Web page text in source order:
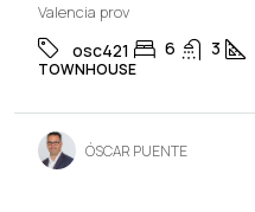
Valencia prov
osc421 6 3
TOWNHOUSE
ÓSCAR PUENTE